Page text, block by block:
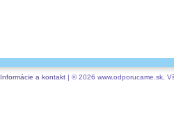
Informácie a kontakt| © 2026 www.odporucame.sk,